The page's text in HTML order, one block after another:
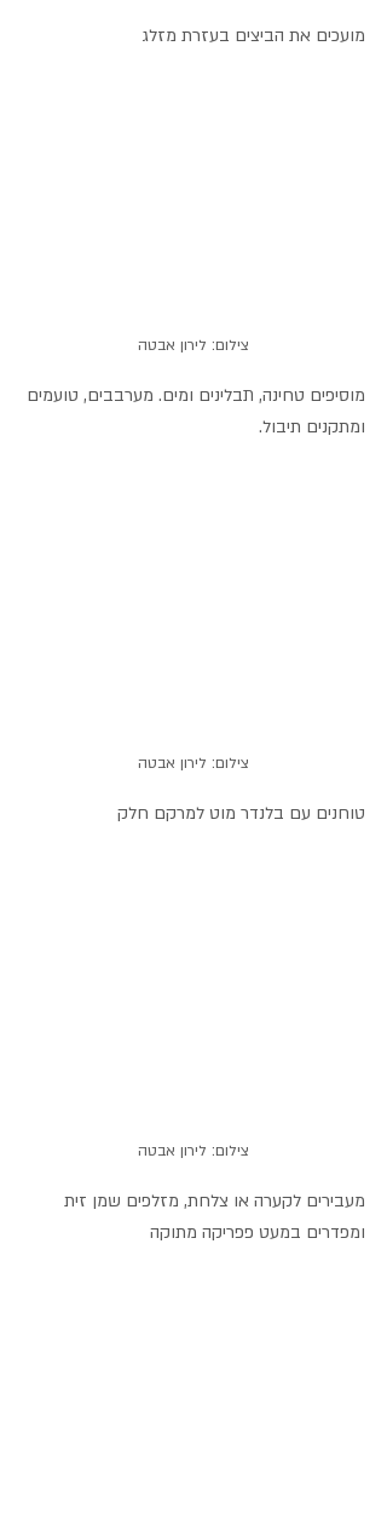
מועכים את הביצים בעזרת מזלג
צילום: לירון אבטה
מוסיפים טחינה, תבלינים ומים. מערבבים, טועמים
ומתקנים תיבול.
צילום: לירון אבטה
טוחנים עם בלנדר מוט למרקם חלק
צילום: לירון אבטה
מעבירים לקערה או צלחת, מזלפים שמן זית
ומפדרים במעט פפריקה מתוקה